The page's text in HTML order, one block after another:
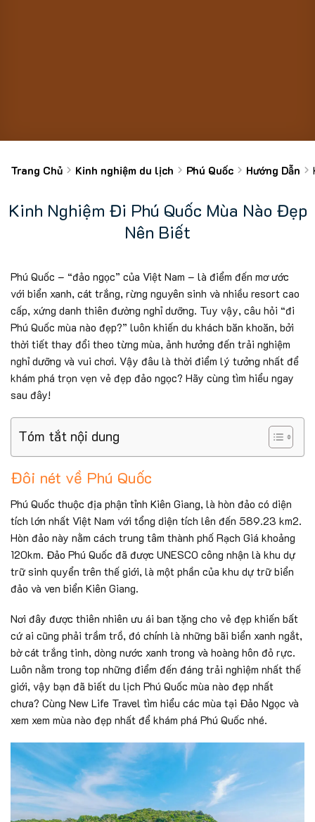
Trang Chủ Kinh nghiệm du lịch Phú Quốc Hướng Dẫn
Kinh Nghiệm Đi Phú Quốc Mùa Nào Đẹp
Nên Biết
Phú Quốc – “đảo ngọc” của Việt Nam – là điểm đến mơ ước
với biển xanh, cát trắng, rừng nguyên sinh và nhiều resort cao
cấp, xứng danh thiên đường nghỉ dưỡng. Tuy vậy, câu hỏi “đi
Phú Quốc mùa nào đẹp?” luôn khiến du khách băn khoăn, bởi
thời tiết thay đổi theo từng mùa, ảnh hưởng đến trải nghiệm
nghỉ dưỡng và vui chơi. Vậy đâu là thời điểm lý tưởng nhất để
khám phá trọn vẹn vẻ đẹp đảo ngọc? Hãy cùng tìm hiểu ngay
sau đây!
Tóm tắt nội dung
Đôi nét về Phú Quốc
Phú Quốc thuộc địa phận tỉnh Kiên Giang, là hòn đảo có diện
tích lớn nhất Việt Nam với tổng diện tích lên đến 589.23 km2.
Hòn đảo này nằm cách trung tâm thành phố Rạch Giá khoảng
120km. Đảo Phú Quốc đã được UNESCO công nhận là khu dự
trữ sinh quyển trên thế giới, là một phần của khu dự trữ biển
đảo và ven biển Kiên Giang.
Nơi đây được thiên nhiên ưu ái ban tặng cho vẻ đẹp khiến bất
cứ ai cũng phải trầm trồ, đó chính là những bãi biển xanh ngắt,
bờ cát trắng tinh, dòng nước xanh trong và hoàng hôn đỏ rực.
Luôn nằm trong top những điểm đến đáng trải nghiệm nhất thế
giới, vậy bạn đã biết du lịch Phú Quốc mùa nào đẹp nhất
chưa? Cùng New Life Travel tìm hiểu các mùa tại Đảo Ngọc và
xem xem mùa nào đẹp nhất để khám phá Phú Quốc nhé.